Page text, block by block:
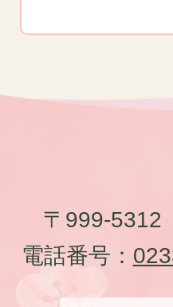
〒999-5312
電話番号：